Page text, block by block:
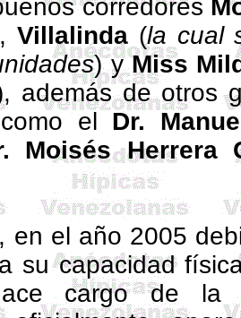
corredores
, Villalinda(la cual
) yMiss
además de otros
el Dr.
Moisés Herrera
en el año 2005
su capacidad
cargo de la